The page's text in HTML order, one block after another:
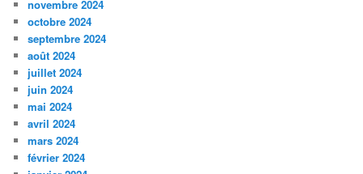
novembre 2024
octobre 2024
septembre 2024
août 2024
juillet 2024
juin 2024
mai 2024
avril 2024
mars 2024
février 2024